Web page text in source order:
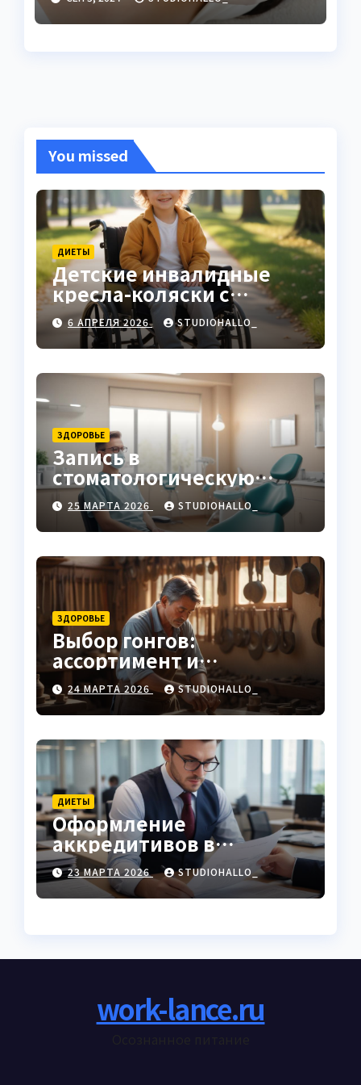
You missed
ДИЕТЫ
Детские инвалидные
кресла-коляски с
ручным приводом
6 АПРЕЛЯ 2026 STUDIOHALLO_
ЗДОРОВЬЕ
Запись в
стоматологическую
клинику
25 МАРТА 2026 STUDIOHALLO_
ЗДОРОВЬЕ
Выбор гонгов:
ассортимент и
характеристики
24 МАРТА 2026 STUDIOHALLO_
ДИЕТЫ
Оформление
аккредитивов в
международной
торговле
23 МАРТА 2026 STUDIOHALLO_
work-lance.ru